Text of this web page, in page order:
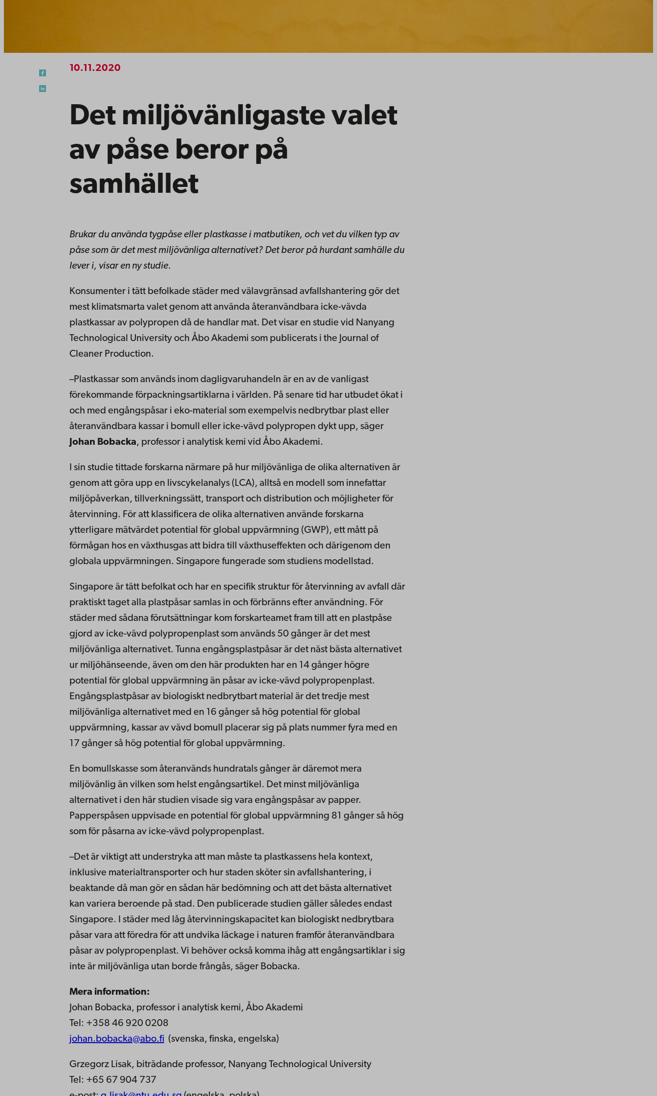
10.11.2020
Det miljövänligaste valet
av påse beror på
samhället
Brukar du använda tygpåse eller plastkasse i matbutiken, och vet du vilken typ av
påse som är det mest miljövänliga alternativet? Det beror på hurdant samhälle du
lever i, visar en ny studie.
Konsumenter i tätt befolkade städer med välavgränsad avfallshantering gör det
mest klimatsmarta valet genom att använda återanvändbara icke-vävda
plastkassar av polypropen då de handlar mat. Det visar en studie vid Nanyang
Technological University och Åbo Akademi som publicerats i the Journal of
Cleaner Production.
–Plastkassar som används inom dagligvaruhandeln är en av de vanligast
förekommande förpackningsartiklarna i världen. På senare tid har utbudet ökat i
och med engångspåsar i eko-material som exempelvis nedbrytbar plast eller
återanvändbara kassar i bomull eller icke-vävd polypropen dykt upp, säger
Johan Bobacka, professor i analytisk kemi vid Åbo Akademi.
I sin studie tittade forskarna närmare på hur miljövänliga de olika alternativen är
genom att göra upp en livscykelanalys (LCA), alltså en modell som innefattar
miljöpåverkan, tillverkningssätt, transport och distribution och möjligheter för
återvinning. För att klassificera de olika alternativen använde forskarna
ytterligare mätvärdet potential för global uppvärmning (GWP), ett mått på
förmågan hos en växthusgas att bidra till växthuseffekten och därigenom den
globala uppvärmningen. Singapore fungerade som studiens modellstad.
Singapore är tätt befolkat och har en specifik struktur för återvinning av avfall där
praktiskt taget alla plastpåsar samlas in och förbränns efter användning. För
städer med sådana förutsättningar kom forskarteamet fram till att en plastpåse
gjord av icke-vävd polypropenplast som används 50 gånger är det mest
miljövänliga alternativet. Tunna engångsplastpåsar är det näst bästa alternativet
ur miljöhänseende, även om den här produkten har en 14 gånger högre
potential för global uppvärmning än påsar av icke-vävd polypropenplast.
Engångsplastpåsar av biologiskt nedbrytbart material är det tredje mest
miljövänliga alternativet med en 16 gånger så hög potential för global
uppvärmning, kassar av vävd bomull placerar sig på plats nummer fyra med en
17 gånger så hög potential för global uppvärmning.
En bomullskasse som återanvänds hundratals gånger är däremot mera
miljövänlig än vilken som helst engångsartikel. Det minst miljövänliga
alternativet i den här studien visade sig vara engångspåsar av papper.
Papperspåsen uppvisade en potential för global uppvärmning 81 gånger så hög
som för påsarna av icke-vävd polypropenplast.
–Det är viktigt att understryka att man måste ta plastkassens hela kontext,
inklusive materialtransporter och hur staden sköter sin avfallshantering, i
beaktande då man gör en sådan här bedömning och att det bästa alternativet
kan variera beroende på stad. Den publicerade studien gäller således endast
Singapore. I städer med låg återvinningskapacitet kan biologiskt nedbrytbara
påsar vara att föredra för att undvika läckage i naturen framför återanvändbara
påsar av polypropenplast. Vi behöver också komma ihåg att engångsartiklar i sig
inte är miljövänliga utan borde frångås, säger Bobacka.
Mera information:
Johan Bobacka, professor i analytisk kemi, Åbo Akademi
Tel: +358 46 920 0208
johan.bobacka@abo.fi(svenska, finska, engelska)
Grzegorz Lisak, biträdande professor, Nanyang Technological University
Tel: +65 67 904 737